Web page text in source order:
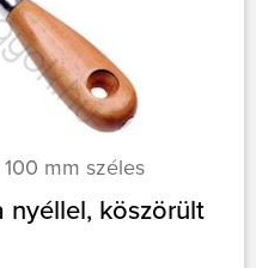
mm széles
nyéllel, köszörült